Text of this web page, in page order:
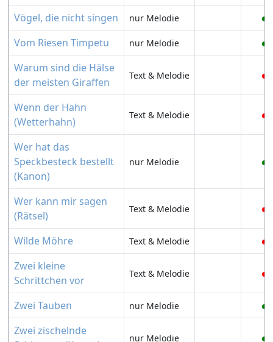
Vögel, die nicht singen nur Melodie
Vom Riesen Timpetu nur Melodie
Warum sind die Hälse
der meisten Giraffen
Text & Melodie
Wenn der Hahn
(Wetterhahn)
Text & Melodie
Wer hat das
Speckbesteck bestellt
(Kanon)
nur Melodie
Wer kann mir sagen
(Rätsel)
Text & Melodie
Wilde Möhre Text & Melodie
Zwei kleine
Schrittchen vor
Text & Melodie
Zwei Tauben nur Melodie
Zwei zischelnde
nur Melodie